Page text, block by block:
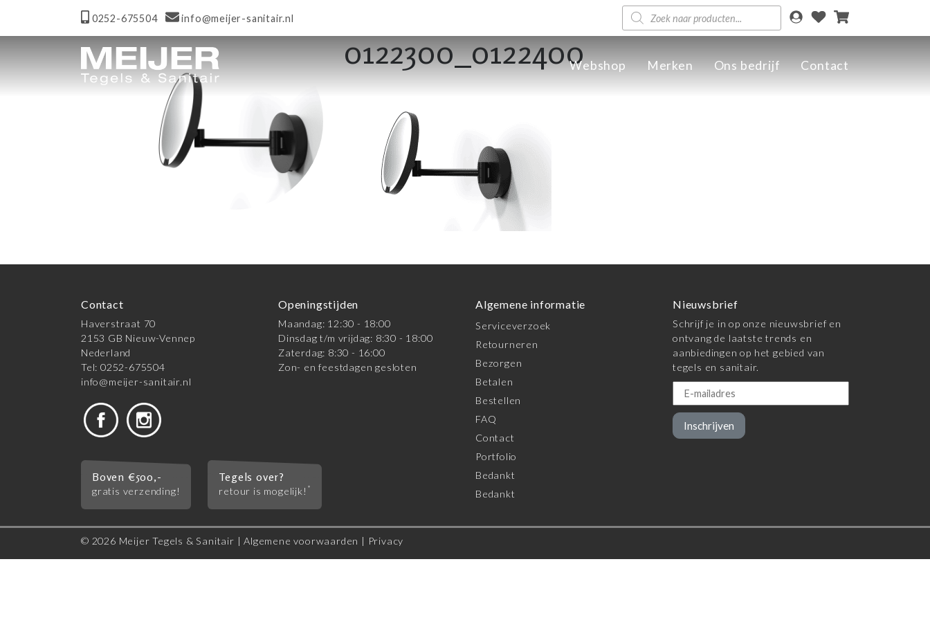
0252-675504 info@meijer-sanitair.nl
Producten
zoeken
Webshop Merken Ons bedrijf Contact
0122300_0122400
Contact
Haverstraat 70
2153 GB Nieuw-Vennep
Nederland
Tel: 0252-675504
info@meijer-sanitair.nl
Openingstijden
Maandag: 12:30 - 18:00
Dinsdag t/m vrijdag: 8:30 - 18:00
Zaterdag: 8:30 - 16:00
Zon- en feestdagen gesloten
Boven €500,-
gratis verzending!
Tegels over?
retour is mogelijk! *
Algemene informatie
Serviceverzoek
Retourneren
Bezorgen
Betalen
Bestellen
FAQ
Contact
Portfolio
Bedankt
Bedankt
Nieuwsbrief
Schrijf je in op onze nieuwsbrief en
ontvang de laatste trends en
aanbiedingen op het gebied van
tegels en sanitair.
Inschrijven
© 2026 Meijer Tegels & Sanitair |Algemene voorwaarden | Privacy